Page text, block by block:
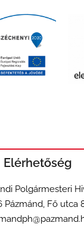
Elérhetőség
Polgármesteri
Pázmánd, Fő utca